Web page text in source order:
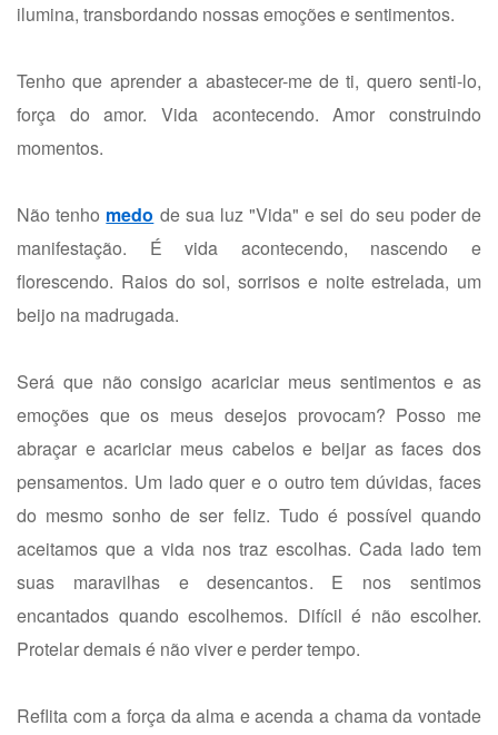
ilumina, transbordando nossas emoções e sentimentos.
Tenho que aprender a abastecer-me de ti, quero senti-lo,
força do amor. Vida acontecendo. Amor construindo
momentos.
Não tenho medo de sua luz "Vida" e sei do seu poder de
manifestação. É vida acontecendo, nascendo e
florescendo. Raios do sol, sorrisos e noite estrelada, um
beijo na madrugada.
Será que não consigo acariciar meus sentimentos e as
emoções que os meus desejos provocam? Posso me
abraçar e acariciar meus cabelos e beijar as faces dos
pensamentos. Um lado quer e o outro tem dúvidas, faces
do mesmo sonho de ser feliz. Tudo é possível quando
aceitamos que a vida nos traz escolhas. Cada lado tem
suas maravilhas e desencantos. E nos sentimos
encantados quando escolhemos. Difícil é não escolher.
Protelar demais é não viver e perder tempo.
Reflita com a força da alma e acenda a chama da vontade